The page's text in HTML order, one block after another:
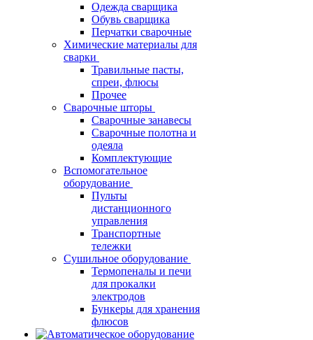
Одежда сварщика
Обувь сварщика
Перчатки сварочные
Химические материалы для
сварки
Травильные пасты,
спреи, флюсы
Прочее
Сварочные шторы
Сварочные занавесы
Сварочные полотна и
одеяла
Комплектующие
Вспомогательное
оборудование
Пульты
дистанционного
управления
Транспортные
тележки
Сушильное оборудование
Термопеналы и печи
для прокалки
электродов
Бункеры для хранения
флюсов